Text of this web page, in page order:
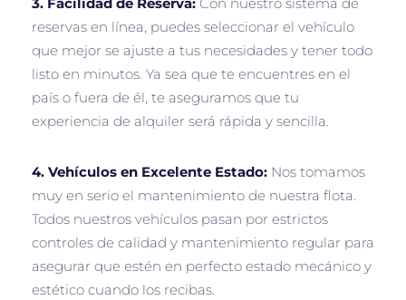
reservas en línea, puedes seleccionar el vehículo
que mejor se ajuste a tus necesidades y tener todo
listo en minutos. Ya sea que te encuentres en el
país o fuera de él, te aseguramos que tu
experiencia de alquiler será rápida y sencilla.
4. Vehículos en Excelente Estado: Nos tomamos
muy en serio el mantenimiento de nuestra flota.
Todos nuestros vehículos pasan por estrictos
controles de calidad y mantenimiento regular para
asegurar que estén en perfecto estado mecánico y
estético cuando los recibas.